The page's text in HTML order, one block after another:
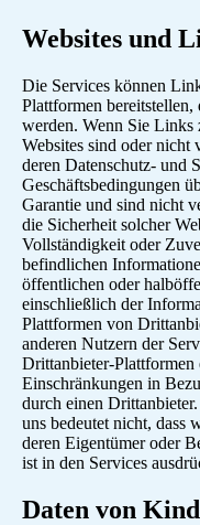
Websites und
Die Services können
Plattformen
werden. Wenn Sie
Websites sind oder nicht
deren Datenschutz- und
Geschäftsbedingungen
Garantie und sind nicht
die Sicherheit solcher
Vollständigkeit oder
befindlichen
öffentlichen oder
einschließlich der
Plattformen von
anderen Nutzern der
Drittanbieter-Plattformen
Einschränkungen in
durch einen
uns bedeutet nicht, dass
deren Eigentümer oder
ist in den Services
Daten von